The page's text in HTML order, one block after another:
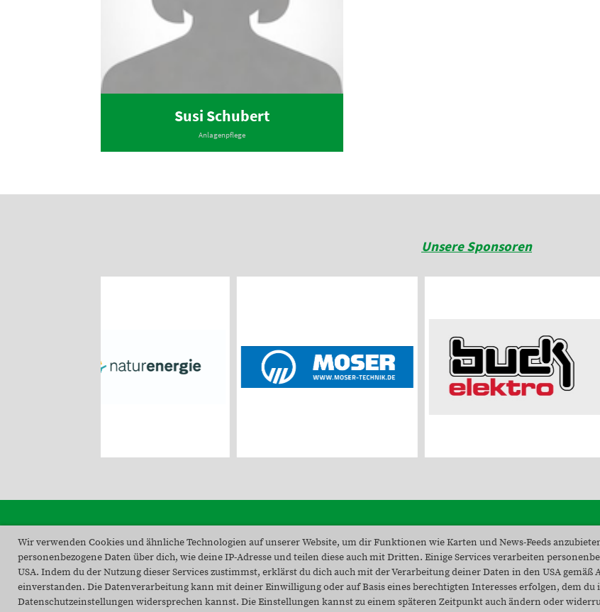
Wir verwenden Cookies und ähnliche Technologien auf unserer Website, um dir Funktionen wie Karten und News-Feeds
personenbezogene Daten über dich, wie deine IP-Adresse und teilen diese auch mit Dritten. Einige Services verarbeiten
USA. Indem du der Nutzung dieser Services zustimmst, erklärst du dich auch mit der Verarbeitung deiner Daten in den USA gemäß
einverstanden. Die Datenverarbeitung kann mit deiner Einwilligung oder auf Basis eines berechtigten Interesses erfolgen, dem
Datenschutzeinstellungen widersprechen kannst. Die Einstellungen kannst zu einem späteren Zeitpunkt auch ändern oder
Susi Schubert
Anlagenpflege
Unsere Sponsoren
© SV Unteralpfen - Tennis